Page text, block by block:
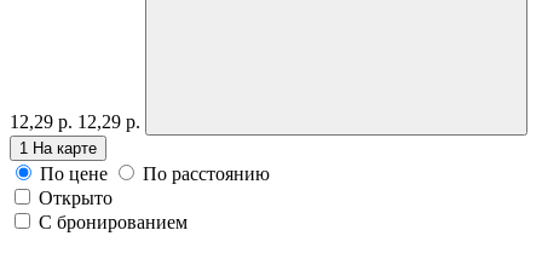
12,29 р. 12,29 р.
1 На карте
По цене
По расстоянию
Открыто
С бронированием